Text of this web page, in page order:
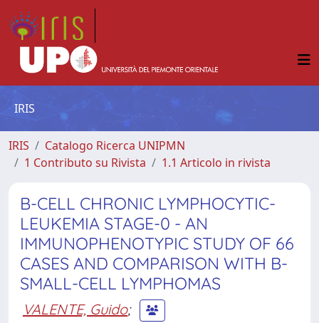
IRIS
IRIS
Catalogo Ricerca UNIPMN
1 Contributo su Rivista
1.1 Articolo in rivista
B-CELL CHRONIC LYMPHOCYTIC-
LEUKEMIA STAGE-0 - AN
IMMUNOPHENOTYPIC STUDY OF 66
CASES AND COMPARISON WITH B-
SMALL-CELL LYMPHOMAS
VALENTE, Guido;